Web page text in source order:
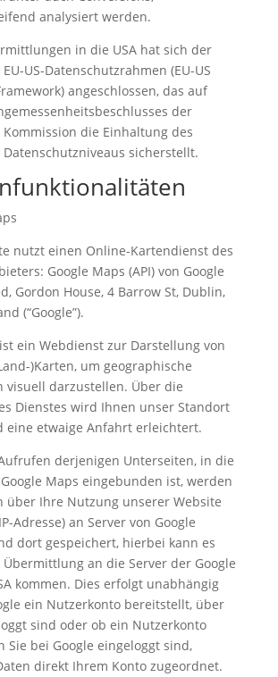
analysiert werden.
in die USA hat sich der
US-Datenschutzrahmen (EU-US
angeschlossen, das auf
der
die Einhaltung des
sicherstellt.
nutzt einen Online-Kartendienst des
Google Maps (API) von Google
Gordon House, 4 Barrow St, Dublin,
(“Google”).
ein Webdienst zur Darstellung von
)Karten, um geographische
visuell darzustellen. Über die
Dienstes wird Ihnen unser Standort
eine etwaige Anfahrt erleichtert.
derjenigen Unterseiten, in die
Maps eingebunden ist, werden
über Ihre Nutzung unserer Website
Adresse) an Server von Google
dort gespeichert, hierbei kann es
an die Server der Google
kommen. Dies erfolgt unabhängig
ein Nutzerkonto bereitstellt, über
sind oder ob ein Nutzerkonto
Sie bei Google eingeloggt sind,
direkt Ihrem Konto zugeordnet.